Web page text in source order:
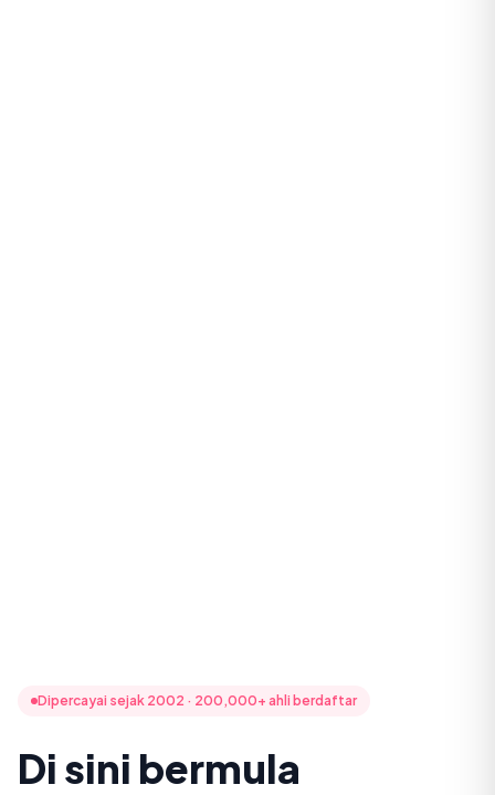
Dipercayai sejak 2002 · 200,000+ ahli berdaftar
Di sini bermula